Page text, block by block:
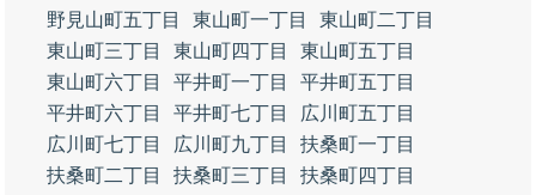
野見山町五丁目
東山町一丁目
東山町二丁目
東山町三丁目
東山町四丁目
東山町五丁目
東山町六丁目
平井町一丁目
平井町五丁目
平井町六丁目
平井町七丁目
広川町五丁目
広川町七丁目
広川町九丁目
扶桑町一丁目
扶桑町二丁目
扶桑町三丁目
扶桑町四丁目